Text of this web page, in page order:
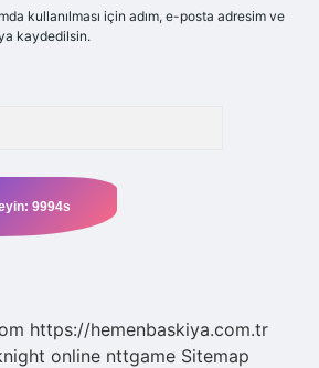
kullanılması için adım, e-posta adresim ve
kaydedilsin.
https://hemenbaskiya.com.tr
online nttgame Sitemap